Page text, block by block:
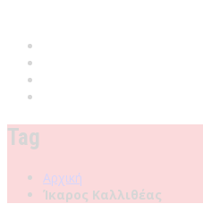
Tag
Αρχική
Ίκαρος Καλλιθέας